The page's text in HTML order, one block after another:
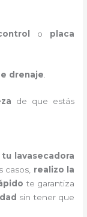
o placa
drenaje
de que estás
lavasecadora
casos, realizo la
te garantiza
sin tener que